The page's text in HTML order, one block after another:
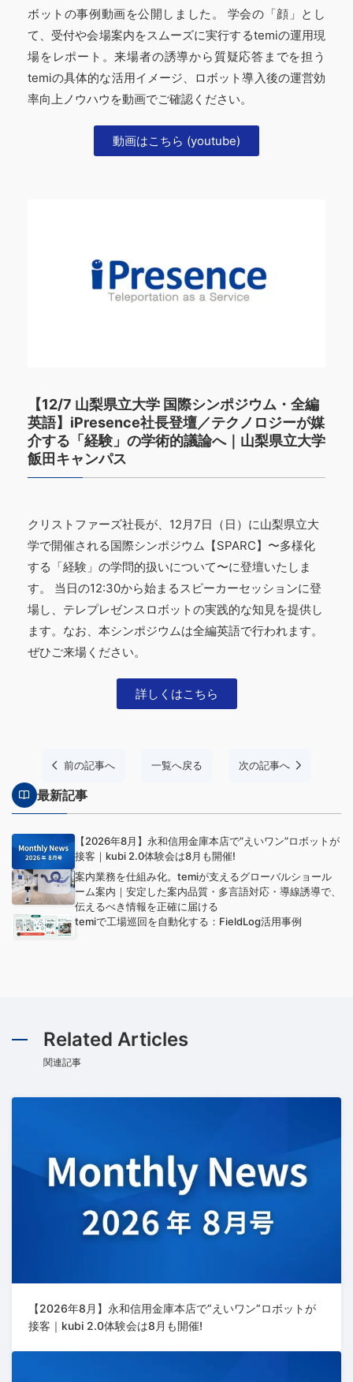
ボットの事例動画を公開しました。 学会の「顔」とし
て、受付や会場案内をスムーズに実行するtemiの運用現
場をレポート。来場者の誘導から質疑応答までを担う
temiの具体的な活用イメージ、ロボット導入後の運営効
率向上ノウハウを動画でご確認ください。
動画はこちら (youtube)
【12/7 山梨県立大学 国際シンポジウム・全編
英語】iPresence社長登壇／テクノロジーが媒
介する「経験」の学術的議論へ｜山梨県立大学
飯田キャンパス
クリストファーズ社長が、12月7日（日）に山梨県立大
学で開催される国際シンポジウム【SPARC】〜多様化
する「経験」の学問的扱いについて〜に登壇いたしま
す。 当日の12:30から始まるスピーカーセッションに登
場し、テレプレゼンスロボットの実践的な知見を提供し
ます。なお、本シンポジウムは全編英語で行われます。
ぜひご来場ください。
詳しくはこちら
前の記事へ 一覧へ戻る 次の記事へ
最新記事
【2026年8月】永和信用金庫本店で”えいワン”ロボットが
接客｜kubi 2.0体験会は8月も開催!
案内業務を仕組み化。temiが支えるグローバルショール
ーム案内｜安定した案内品質・多言語対応・導線誘導で、
伝えるべき情報を正確に届ける
temiで工場巡回を自動化する：FieldLog活用事例
Related Articles
関連記事
【2026年8月】永和信用金庫本店で”えいワン”ロボットが
接客｜kubi 2.0体験会は8月も開催!